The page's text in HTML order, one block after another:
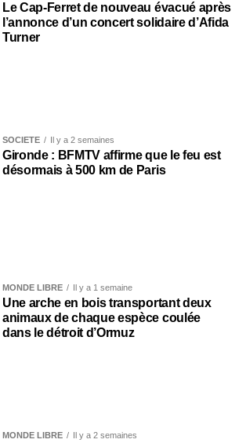
Le Cap-Ferret de nouveau évacué après
l’annonce d’un concert solidaire d’Afida
Turner
SOCIÉTÉ Il y a 2 semaines
Gironde : BFMTV affirme que le feu est
désormais à 500 km de Paris
MONDE LIBRE Il y a 1 semaine
Une arche en bois transportant deux
animaux de chaque espèce coulée
dans le détroit d’Ormuz
MONDE LIBRE Il y a 2 semaines